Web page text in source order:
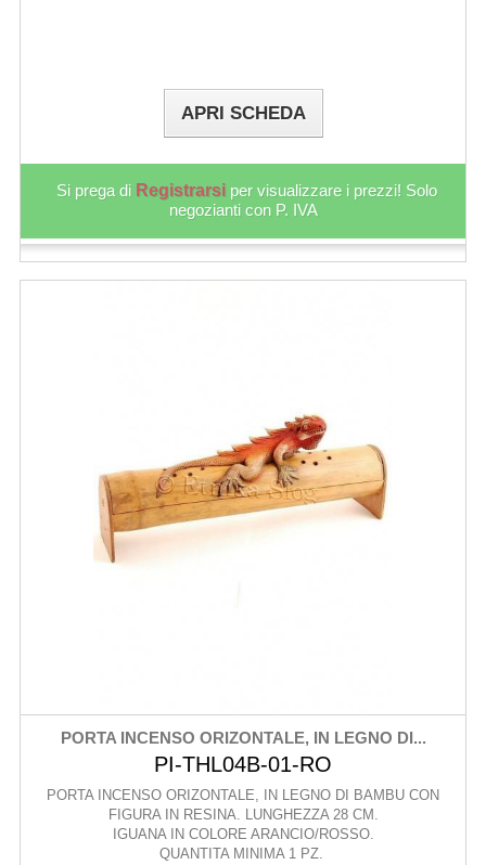
APRI SCHEDA
Si prega di Registrarsi per visualizzare i prezzi! Solo
negozianti con P. IVA
PORTA INCENSO ORIZONTALE, IN LEGNO DI...
PI-THL04B-01-RO
PORTA INCENSO ORIZONTALE, IN LEGNO DI BAMBU CON
FIGURA IN RESINA. LUNGHEZZA 28 CM.
IGUANA IN COLORE ARANCIO/ROSSO.
QUANTITA MINIMA 1 PZ.